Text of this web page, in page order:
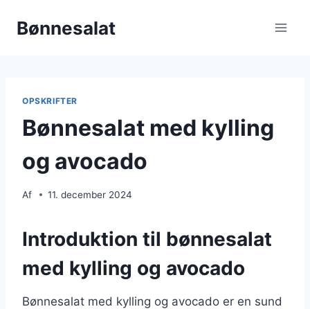
Bønnesalat
OPSKRIFTER
Bønnesalat med kylling
og avocado
Af 11. december 2024
Introduktion til bønnesalat
med kylling og avocado
Bønnesalat med kylling og avocado er en sund